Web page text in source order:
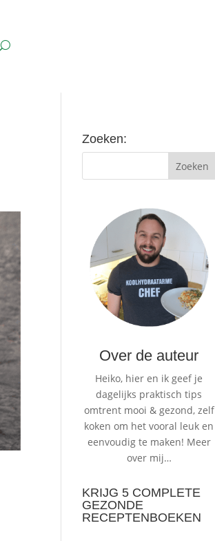
Zoeken:
Over de auteur
Heiko, hier en ik geef je
dagelijks praktisch tips
omtrent mooi & gezond, zelf
koken om het vooral leuk en
eenvoudig te maken! Meer
over mij…
KRIJG 5 COMPLETE
GEZONDE
RECEPTENBOEKEN